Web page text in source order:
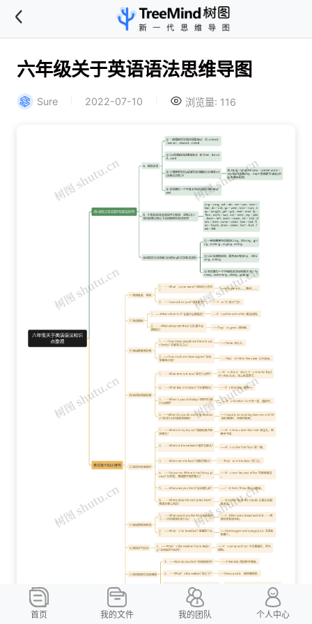
六年级关于英语语法思维导图
Sure 2022-07-10 浏览量: 116
首页 我的文件 我的团队 个人中心